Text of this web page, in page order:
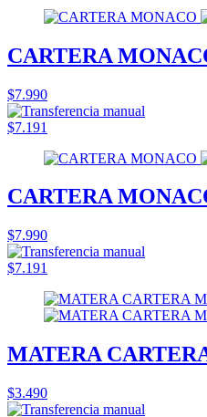
CARTERA
$7.990
$7.191
CARTERA
$7.990
$7.191
MATERA
$3.490